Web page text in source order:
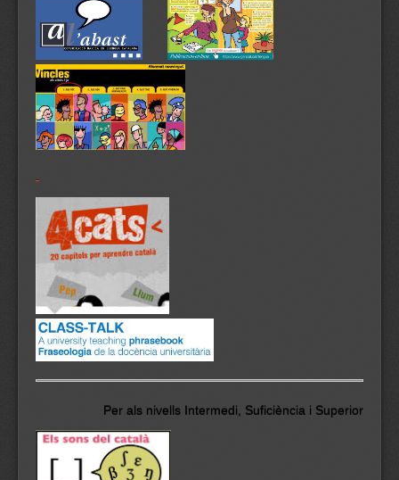
Per als nivells Intermedi, Suficiència i Superior